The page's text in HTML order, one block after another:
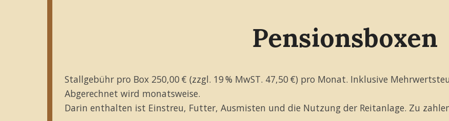
Pensionsboxen
Stallgebühr pro Box 250,00 € (zzgl. 19 % MwST. 47,50 €) pro Monat. Inklusive
Abgerechnet wird monatsweise.
Darin enthalten ist Einstreu, Futter, Ausmisten und die Nutzung der Reitanlage. Zu